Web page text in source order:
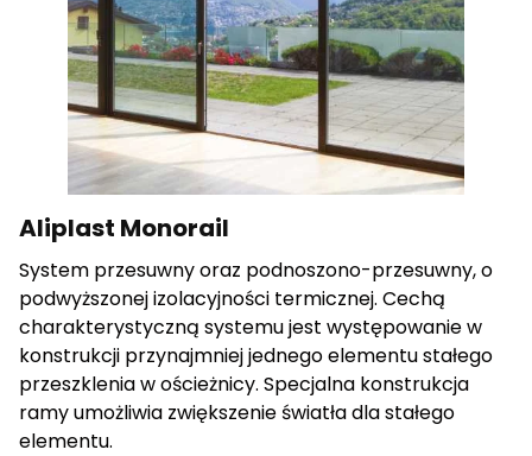
cenne dla wydawców i reklamodawców strony trzeciej.
Nieklasyfikowane
Nieklasyfikowane pliki cookie, to pliki, które są w procesie
klasyfikowania, wraz z dostawcami poszczególnych
ciasteczek.
Zapisz moje preferencje
Akceptuj wszystkie
Aliplast Monorail
System przesuwny oraz podnoszono-przesuwny, o
podwyższonej izolacyjności termicznej. Cechą
charakterystyczną systemu jest występowanie w
konstrukcji przynajmniej jednego elementu stałego
przeszklenia w ościeżnicy. Specjalna konstrukcja
ramy umożliwia zwiększenie światła dla stałego
elementu.